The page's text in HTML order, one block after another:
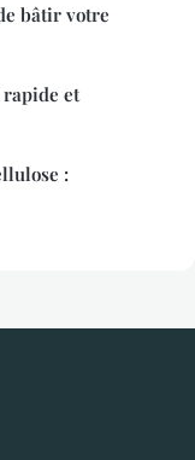
bâtir votre
rapide et
: